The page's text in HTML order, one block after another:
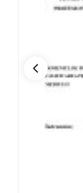
Coregrafie
Economie